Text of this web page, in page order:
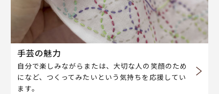
手芸の魅力
自分で楽しみながらまたは、大切な人の笑顔のため
になど、つくってみたいという気持ちを応援してい
ます。